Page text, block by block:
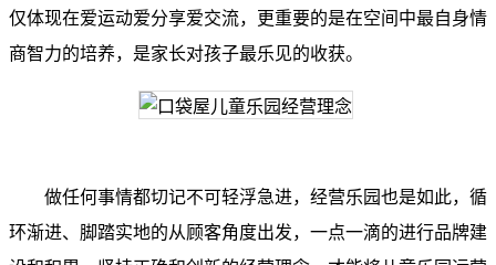
仅体现在爱运动爱分享爱交流，更重要的是在空间中最自身情
商智力的培养，是家长对孩子最乐见的收获。
做任何事情都切记不可轻浮急进，经营乐园也是如此，循
环渐进、脚踏实地的从顾客角度出发，一点一滴的进行品牌建